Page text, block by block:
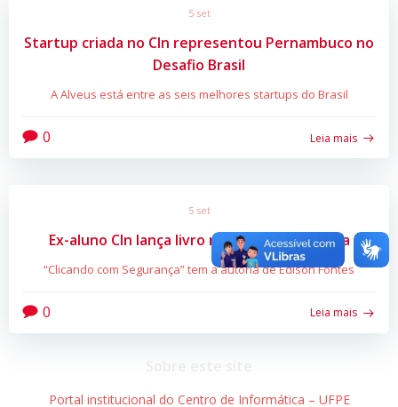
5 set
Startup criada no CIn representou Pernambuco no
Desafio Brasil
A Alveus está entre as seis melhores startups do Brasil
0 Leia mais
5 set
Ex-aluno CIn lança livro nesta segunda-feira
“Clicando com Segurança” tem a autoria de Edison Fontes
0 Leia mais
Portal institucional do Centro de Informática – UFPE